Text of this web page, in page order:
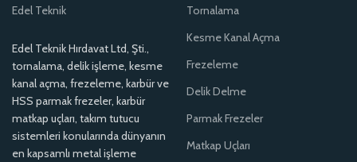
Edel Teknik
Edel Teknik Hırdavat Ltd, Şti.,
tornalama, delik işleme, kesme
kanal açma, frezeleme, karbür ve
HSS parmak frezeler, karbür
matkap uçları, takım tutucu
sistemleri konularında dünyanın
en kapsamlı metal işleme
Tornalama
Kesme Kanal Açma
Frezeleme
Delik Delme
Parmak Frezeler
Matkap Uçları